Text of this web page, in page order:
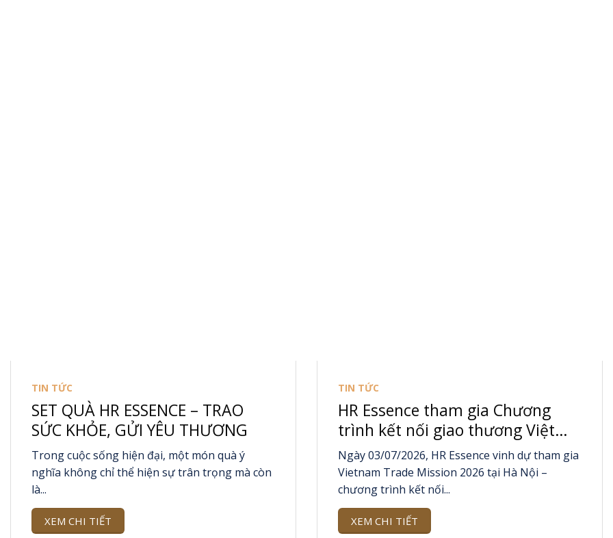
TIN TỨC
SET QUÀ HR ESSENCE – TRAO
SỨC KHỎE, GỬI YÊU THƯƠNG
Trong cuộc sống hiện đại, một món quà ý
nghĩa không chỉ thể hiện sự trân trọng mà còn
là...
XEM CHI TIẾT
TIN TỨC
HR Essence tham gia Chương
trình kết nối giao thương Việt
Nam – Hàn Quốc 2026
Ngày 03/07/2026, HR Essence vinh dự tham gia
Vietnam Trade Mission 2026 tại Hà Nội –
chương trình kết nối...
XEM CHI TIẾT